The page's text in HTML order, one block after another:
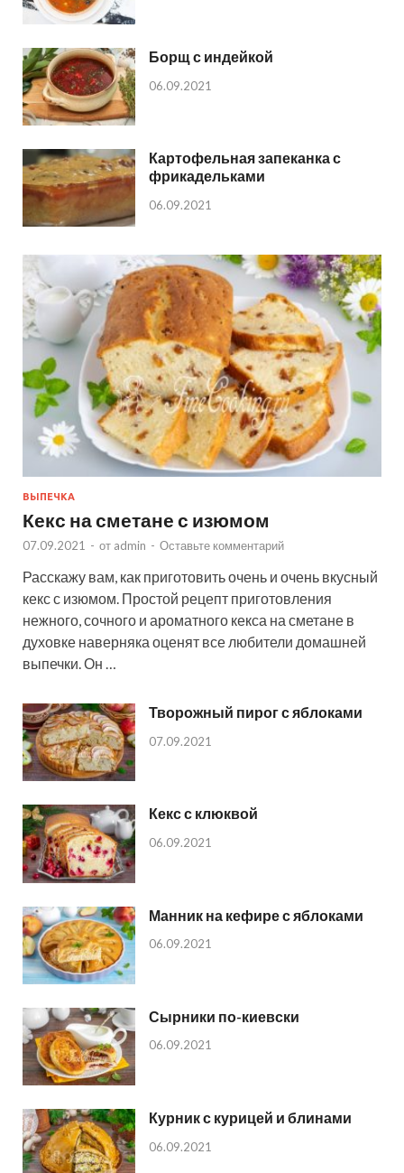
Борщ с индейкой
06.09.2021
Картофельная запеканка с
фрикадельками
06.09.2021
ВЫПЕЧКА
Кекс на сметане с изюмом
07.09.2021 - от admin - Оставьте комментарий
Расскажу вам, как приготовить очень и очень вкусный
кекс с изюмом. Простой рецепт приготовления
нежного, сочного и ароматного кекса на сметане в
духовке наверняка оценят все любители домашней
выпечки. Он …
Творожный пирог с яблоками
07.09.2021
Кекс с клюквой
06.09.2021
Манник на кефире с яблоками
06.09.2021
Сырники по-киевски
06.09.2021
Курник с курицей и блинами
06.09.2021